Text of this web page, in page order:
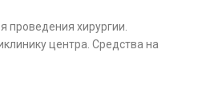
проведения хирургии.
центра. Средства на